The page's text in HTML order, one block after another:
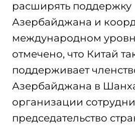
расширять поддержку
Азербайджана и
международном
отмечено, что Китай
поддерживает
Азербайджана в
организации
председательство